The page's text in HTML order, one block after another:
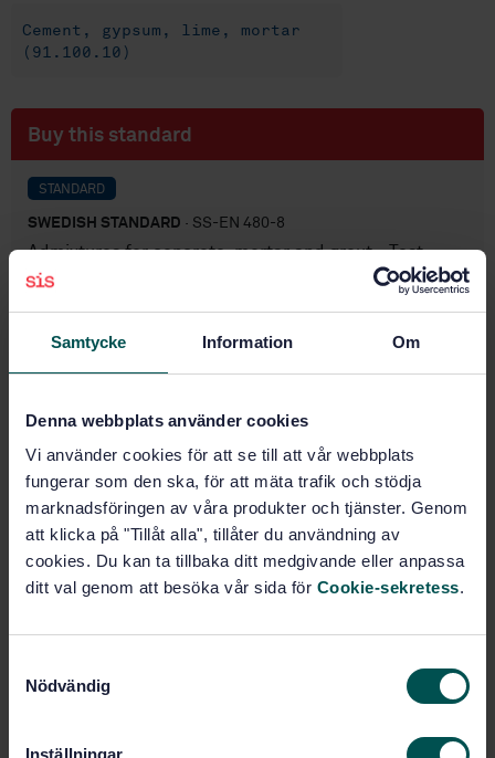
Samtycke Information Om
Denna webbplats använder cookies
Vi använder cookies för att se till att vår webbplats
fungerar som den ska, för att mäta trafik och stödja
marknadsföringen av våra produkter och tjänster. Genom
att klicka på "Tillåt alla", tillåter du användning av
cookies. Du kan ta tillbaka ditt medgivande eller anpassa
ditt val genom att besöka vår sida för Cookie-sekretess.
Nödvändig
Inställningar
Cement, gypsum, lime, mortar
(91.100.10)
Buy this standard
STANDARD
SWEDISH STANDARD · SS-EN 480-8
Admixtures for concrete, mortar and grout - Test
methods - Part 8: Determination of the conventional
Subscribe on standards - Read more
PDF
Show more
Product information
Language: English
standarder
Article no:STD-19772